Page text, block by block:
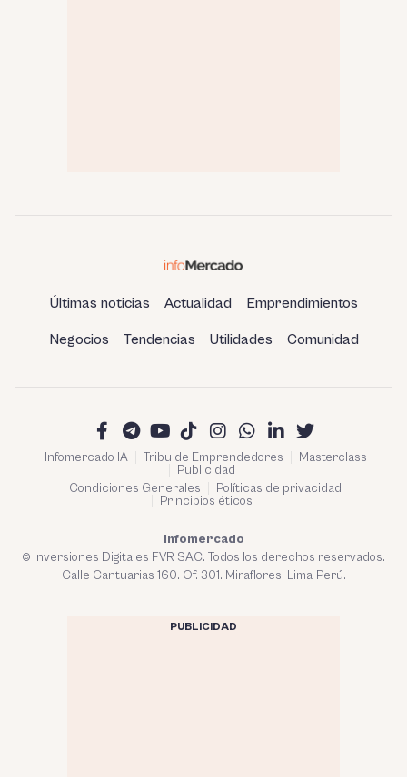
Últimas noticias Actualidad Emprendimientos
Negocios Tendencias Utilidades Comunidad
Infomercado IA Tribu de Emprendedores
Masterclass
Publicidad
Condiciones Generales
Políticas de privacidad
Principios éticos
Infomercado
© Inversiones Digitales FVR SAC. Todos los derechos reservados.
Calle Cantuarias 160. Of. 301. Miraflores, Lima-Perú.
PUBLICIDAD